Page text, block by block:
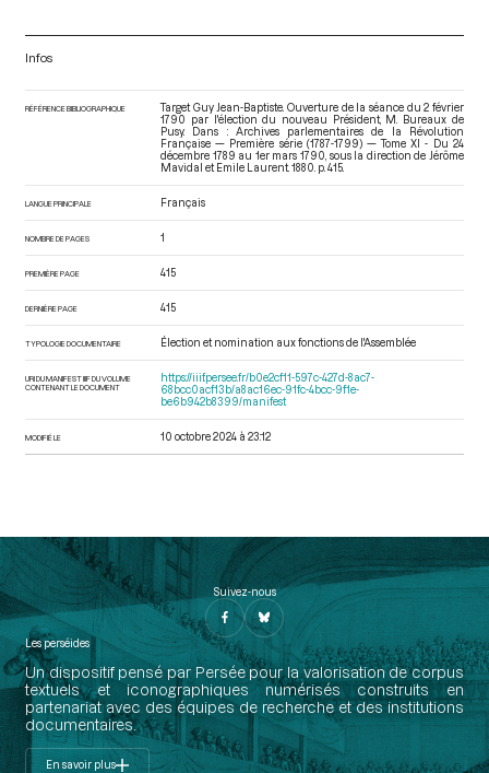
Infos
RÉFÉRENCE BIBLIOGRAPHIQUE
Target Guy Jean-Baptiste. Ouverture de la séance du 2 février
1790 par l'élection du nouveau Président, M. Bureaux de
Pusy. Dans : Archives parlementaires de la Révolution
Française — Première série (1787-1799) — Tome XI - Du 24
décembre 1789 au 1er mars 1790 , sous la direction de Jérôme
Mavidal et Emile Laurent. 1880. p. 415.
LANGUE PRINCIPALE Français
NOMBRE DE PAGES 1
PREMIÈRE PAGE 415
DERNIÈRE PAGE 415
TYPOLOGIE DOCUMENTAIRE Élection et nomination aux fonctions de l'Assemblée
URI DU MANIFEST IIIF DU VOLUME
CONTENANT LE DOCUMENT
https://iiif.persee.fr/b0e2cf11-597c-427d-8ac7-
68bcc0acf13b/a8ac16ec-91fc-4bcc-9f1e-
be6b942b8399/manifest
MODIFIÉ LE 10 octobre 2024 à 23:12
Suivez-nous
Les perséides
Un dispositif pensé par Persée pour la valorisation de corpus
textuels et iconographiques numérisés construits en
partenariat avec des équipes de recherche et des institutions
documentaires.
En savoir plus